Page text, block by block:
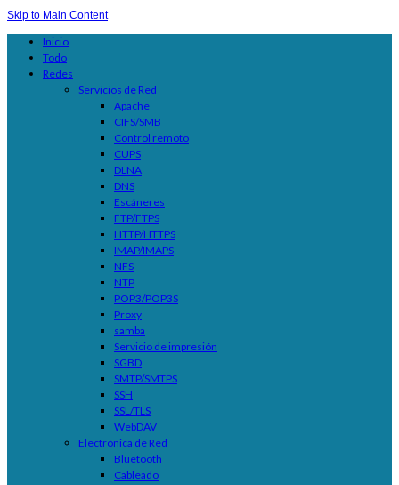
Skip to Main Content
Inicio
Todo
Redes
Servicios de Red
Apache
CIFS/SMB
Control remoto
CUPS
DLNA
DNS
Escáneres
FTP/FTPS
HTTP/HTTPS
IMAP/IMAPS
NFS
NTP
POP3/POP3S
Proxy
samba
Servicio de impresión
SGBD
SMTP/SMTPS
SSH
SSL/TLS
WebDAV
Electrónica de Red
Bluetooth
Cableado